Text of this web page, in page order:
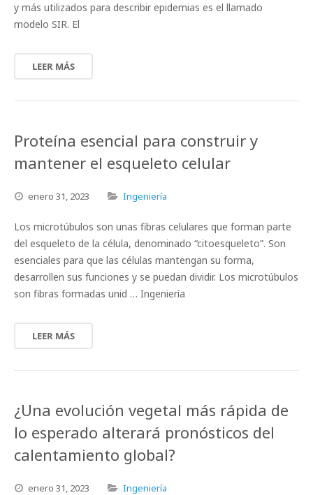
y más utilizados para describir epidemias es el llamado
modelo SIR. El
LEER MÁS
Proteína esencial para construir y
mantener el esqueleto celular
enero 31, 2023 Ingeniería
Los microtúbulos son unas fibras celulares que forman parte
del esqueleto de la célula, denominado “citoesqueleto”. Son
esenciales para que las células mantengan su forma,
desarrollen sus funciones y se puedan dividir. Los microtúbulos
son fibras formadas unid … Ingeniería
LEER MÁS
¿Una evolución vegetal más rápida de
lo esperado alterará pronósticos del
calentamiento global?
enero 31, 2023 Ingeniería